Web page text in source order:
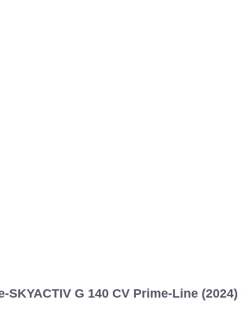
SKYACTIV G 140 CV Prime-Line (2024) |